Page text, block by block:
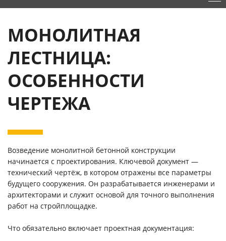
МОНОЛИТНАЯ
ЛЕСТНИЦА:
ОСОБЕННОСТИ
ЧЕРТЕЖА
Возведение монолитной бетонной конструкции
начинается с проектирования. Ключевой документ —
технический чертёж, в котором отражены все параметры
будущего сооружения. Он разрабатывается инженерами и
архитекторами и служит основой для точного выполнения
работ на стройплощадке.
Что обязательно включает проектная документация: